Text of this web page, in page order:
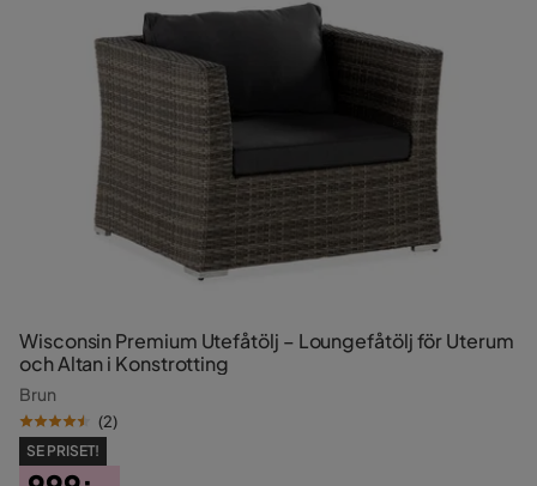
Wisconsin Premium Utefåtölj – Loungefåtölj för Uterum
och Altan i Konstrotting
Brun
(2)
SE PRISET!